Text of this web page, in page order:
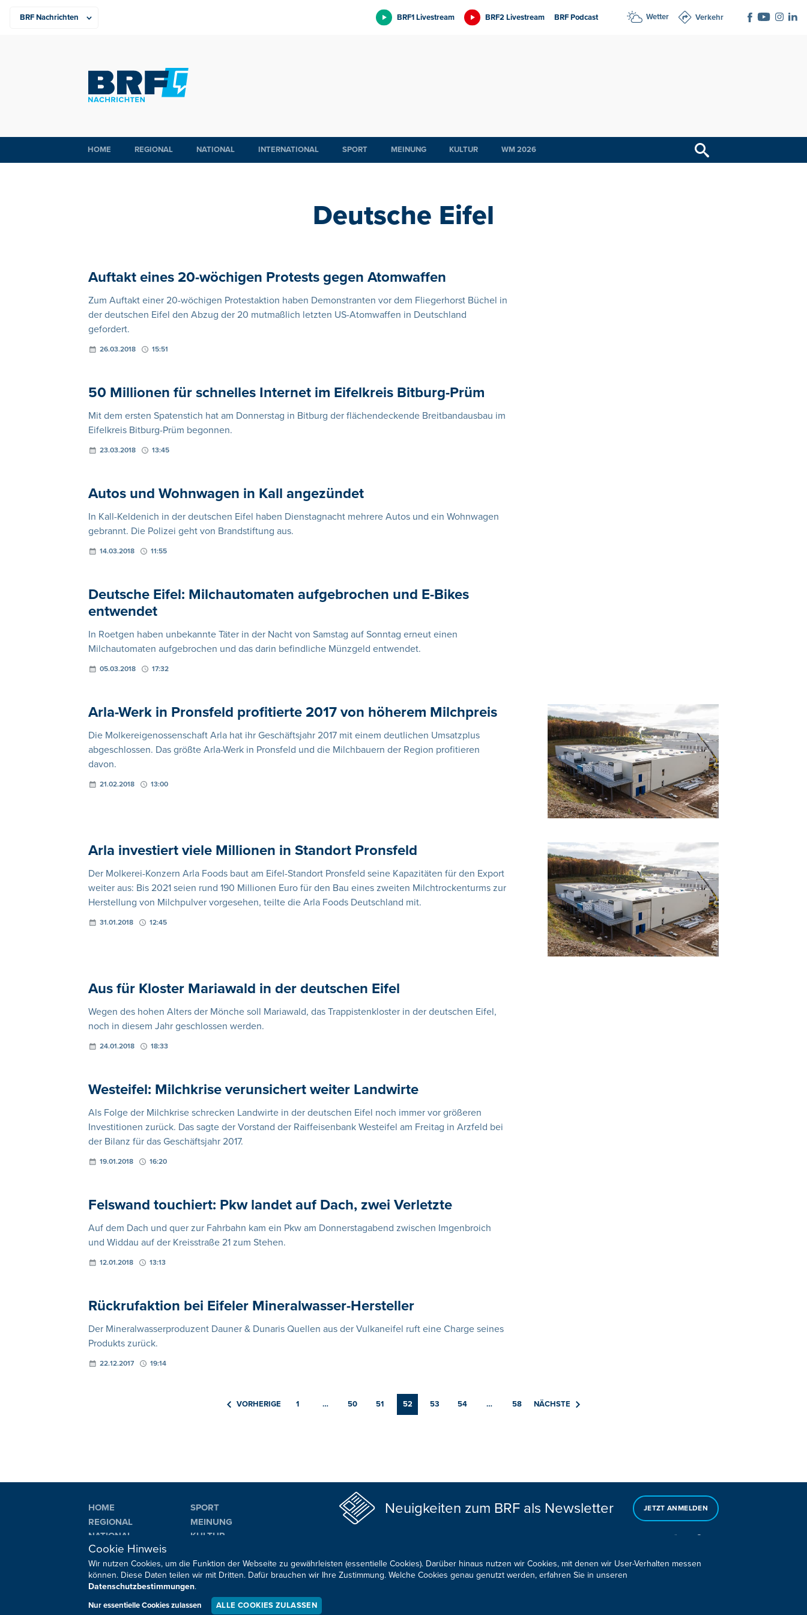
BRF1 Livestream BRF2 Livestream BRF Podcast Wetter Verkehr
HOME REGIONAL NATIONAL INTERNATIONAL SPORT MEINUNG KULTUR WM 2026
Deutsche Eifel
Auftakt eines 20-wöchigen Protests gegen Atomwaffen
Zum Auftakt einer 20-wöchigen Protestaktion haben Demonstranten vor dem Fliegerhorst Büchel in
der deutschen Eifel den Abzug der 20 mutmaßlich letzten US-Atomwaffen in Deutschland
gefordert.
26.03.2018 15:51
50 Millionen für schnelles Internet im Eifelkreis Bitburg-Prüm
Mit dem ersten Spatenstich hat am Donnerstag in Bitburg der flächendeckende Breitbandausbau im
Eifelkreis Bitburg-Prüm begonnen.
23.03.2018 13:45
Autos und Wohnwagen in Kall angezündet
In Kall-Keldenich in der deutschen Eifel haben Dienstagnacht mehrere Autos und ein Wohnwagen
gebrannt. Die Polizei geht von Brandstiftung aus.
14.03.2018 11:55
Deutsche Eifel: Milchautomaten aufgebrochen und E-Bikes
entwendet
In Roetgen haben unbekannte Täter in der Nacht von Samstag auf Sonntag erneut einen
Milchautomaten aufgebrochen und das darin befindliche Münzgeld entwendet.
05.03.2018 17:32
Arla-Werk in Pronsfeld profitierte 2017 von höherem Milchpreis
Die Molkereigenossenschaft Arla hat ihr Geschäftsjahr 2017 mit einem deutlichen Umsatzplus
abgeschlossen. Das größte Arla-Werk in Pronsfeld und die Milchbauern der Region profitieren
davon.
21.02.2018 13:00
Arla investiert viele Millionen in Standort Pronsfeld
Der Molkerei-Konzern Arla Foods baut am Eifel-Standort Pronsfeld seine Kapazitäten für den Export
weiter aus: Bis 2021 seien rund 190 Millionen Euro für den Bau eines zweiten Milchtrockenturms zur
Herstellung von Milchpulver vorgesehen, teilte die Arla Foods Deutschland mit.
31.01.2018 12:45
Aus für Kloster Mariawald in der deutschen Eifel
Wegen des hohen Alters der Mönche soll Mariawald, das Trappistenkloster in der deutschen Eifel,
noch in diesem Jahr geschlossen werden.
24.01.2018 18:33
Westeifel: Milchkrise verunsichert weiter Landwirte
Als Folge der Milchkrise schrecken Landwirte in der deutschen Eifel noch immer vor größeren
Investitionen zurück. Das sagte der Vorstand der Raiffeisenbank Westeifel am Freitag in Arzfeld bei
der Bilanz für das Geschäftsjahr 2017.
19.01.2018 16:20
Felswand touchiert: Pkw landet auf Dach, zwei Verletzte
Auf dem Dach und quer zur Fahrbahn kam ein Pkw am Donnerstagabend zwischen Imgenbroich
und Widdau auf der Kreisstraße 21 zum Stehen.
12.01.2018 13:13
Rückrufaktion bei Eifeler Mineralwasser-Hersteller
Der Mineralwasserproduzent Dauner & Dunaris Quellen aus der Vulkaneifel ruft eine Charge seines
Produkts zurück.
22.12.2017 19:14
VORHERIGE 1 … 50 51 52 53 54 … 58 NÄCHSTE
HOME
REGIONAL
NATIONAL
INTERNATIONAL
SPORT
MEINUNG
KULTUR
Neuigkeiten zum BRF als Newsletter JETZT ANMELDEN
Sie haben noch Fragen oder Anmerkungen?
Cookie Hinweis
Wir nutzen Cookies, um die Funktion der Webseite zu gewährleisten (essentielle Cookies). Darüber hinaus nutzen wir Cookies, mit denen wir User-Verhalten messen
können. Diese Daten teilen wir mit Dritten. Dafür brauchen wir Ihre Zustimmung. Welche Cookies genau genutzt werden, erfahren Sie in unseren
Datenschutzbestimmungen.
Nur essentielle Cookies zulassen ALLE COOKIES ZULASSEN